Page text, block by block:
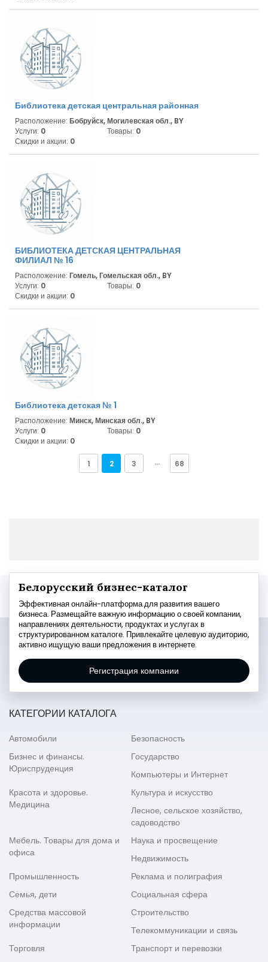
Библиотека детская центральная районная
Расположение: Бобруйск, Могилевская обл., BY
Услуги: 0 Товары: 0
Скидки и акции: 0
БИБЛИОТЕКА ДЕТСКАЯ ЦЕНТРАЛЬНАЯ
ФИЛИАЛ № 16
Расположение: Гомель, Гомельская обл., BY
Услуги: 0 Товары: 0
Скидки и акции: 0
Библиотека детская № 1
Расположение: Минск, Минская обл., BY
Услуги: 0 Товары: 0
Скидки и акции: 0
1 2 3 ··· 68
Белорусский бизнес-каталог
Эффективная онлайн-платформа для развития вашего
бизнеса. Размещайте важную информацию о своей компании,
направлениях деятельности, продуктах и услугах в
структурированном каталоге. Привлекайте целевую аудиторию,
активно ищущую ваши предложения в интернете.
Регистрация компании
КАТЕГОРИИ КАТАЛОГА
Автомобили
Безопасность
Бизнес и финансы.
Юриспруденция
Государство
Компьютеры и Интернет
Красота и здоровье.
Медицина
Культура и искусство
Лесное, сельское хозяйство,
садоводство
Мебель. Товары для дома и
офиса
Наука и просвещение
Недвижимость
Промышленность
Реклама и полиграфия
Семья, дети
Социальная сфера
Средства массовой
информации
Строительство
Телекоммуникации и связь
Торговля
Транспорт и перевозки